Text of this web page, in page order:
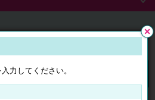
ログイン
力してください。